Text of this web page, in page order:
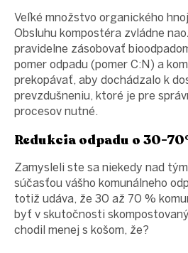
Veľké množstvo organického
Obsluhu kompostéra zvládne
pravidelne zásobovať
pomer odpadu (pomer C:N) a
prekopávať, aby dochádzalo k
prevzdušneniu, ktoré je pre
procesov nutné.
Redukcia odpadu o 30-
Zamysleli ste sa niekedy nad
súčasťou vášho komunálneho
totiž udáva, že 30 až 70 %
byť v skutočnosti
chodil menej s košom, že?